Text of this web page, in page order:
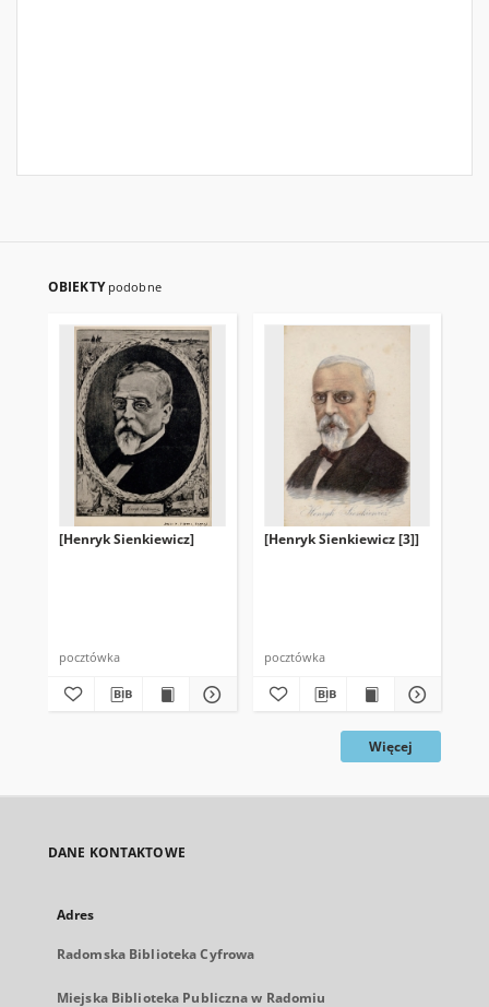
OBIEKTY podobne
[Henryk Sienkiewicz]
pocztówka
[Henryk Sienkiewicz [3]]
pocztówka
Więcej
DANE KONTAKTOWE
Adres
Radomska Biblioteka Cyfrowa
Miejska Biblioteka Publiczna w Radomiu